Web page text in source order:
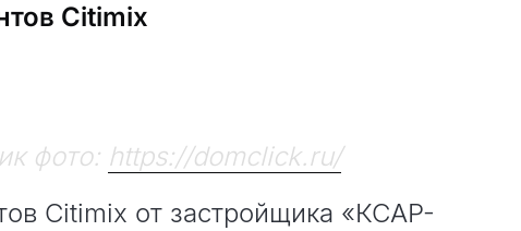
Citimix
фото: https://domclick.ru/
Citimix от застройщика «КСАР-